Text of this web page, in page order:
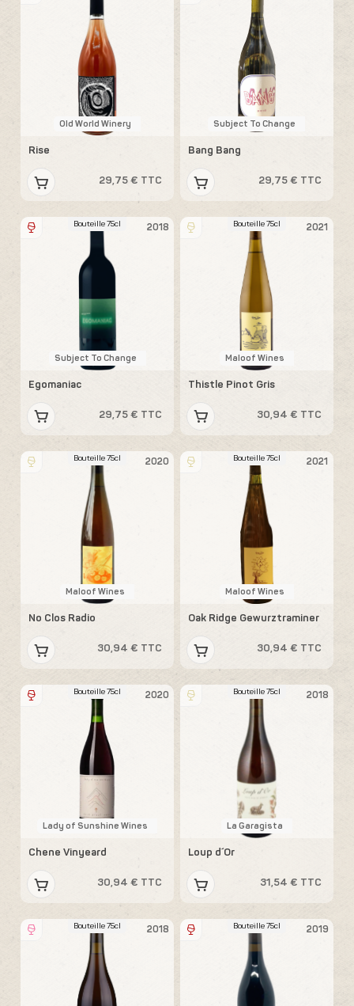
Old World Winery
Rise
29,75 € TTC
Subject To Change
Bang Bang
29,75 € TTC
2018
Bouteille 75cl
Subject To Change
Egomaniac
29,75 € TTC
2021
Bouteille 75cl
Maloof Wines
Thistle Pinot Gris
30,94 € TTC
2020
Bouteille 75cl
Maloof Wines
No Clos Radio
30,94 € TTC
2021
Bouteille 75cl
Maloof Wines
Oak Ridge Gewurztraminer
30,94 € TTC
2020
Bouteille 75cl
Lady of Sunshine Wines
Chene Vinyeard
30,94 € TTC
2018
Bouteille 75cl
La Garagista
Loup d´Or
31,54 € TTC
2018
Bouteille 75cl 2019
Bouteille 75cl